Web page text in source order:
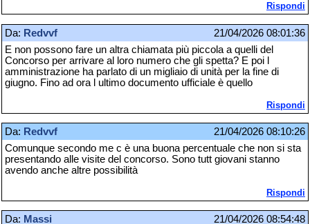
Rispondi
Da: Redvvf
21/04/2026 08:01:36
E non possono fare un altra chiamata più piccola a quelli del
Concorso per arrivare al loro numero che gli spetta? E poi l
amministrazione ha parlato di un migliaio di unità per la fine di
giugno. Fino ad ora l ultimo documento ufficiale è quello
Rispondi
Da: Redvvf
21/04/2026 08:10:26
Comunque secondo me c è una buona percentuale che non si sta
presentando alle visite del concorso. Sono tutt giovani stanno
avendo anche altre possibilità
Rispondi
Da: Massi
21/04/2026 08:54:48